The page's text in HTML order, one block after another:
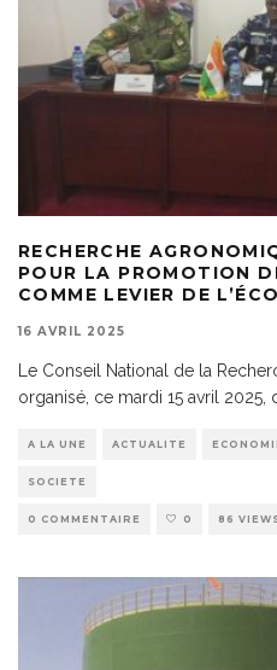
RECHERCHE
POUR LA PROMOTION
COMME LEVIER DE
16 AVRIL 2025
Le Conseil National de la
organisé, ce mardi 15 avril 2025,
A LA UNE ACTUALITE
SOCIETE
0 COMMENTAIRE 0 86